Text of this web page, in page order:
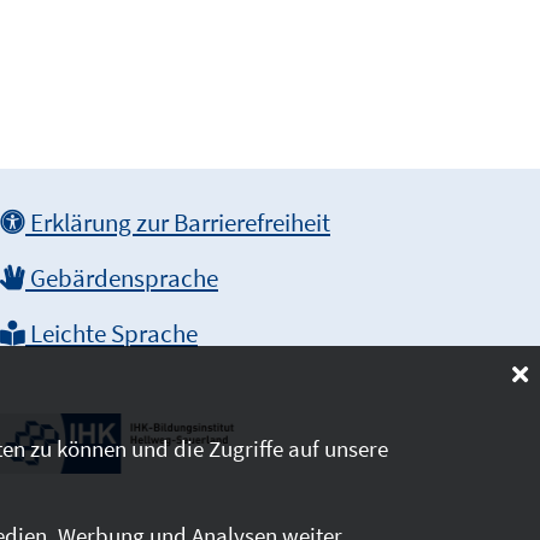
Erklärung zur Barrierefreiheit
Gebärdensprache
Leichte Sprache
zu können und die Zugriffe auf unsere